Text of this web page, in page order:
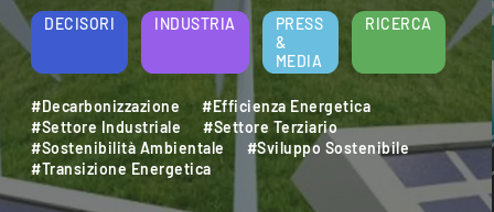
DECISORI INDUSTRIA
PRESS
&
MEDIA
RICERCA
#Decarbonizzazione
#Efficienza Energetica
#Settore Industriale
#Settore Terziario
#Sostenibilità Ambientale
#Sviluppo Sostenibile
#Transizione Energetica